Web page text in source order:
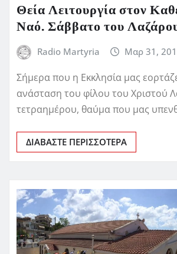
Θεία Λειτουργία στον
Ναό. Σάββατο του
Radio Martyria Μαρ 31,
Σήμερα που η Εκκλησία μας
ανάσταση του φίλου του Χριστού
τετραημέρου, θαύμα που μας
ΔΙΑΒΆΣΤΕ ΠΕΡΙΣΣΌΤΕΡΑ